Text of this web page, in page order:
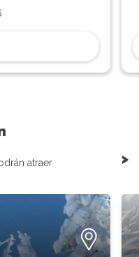
atraer
>